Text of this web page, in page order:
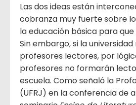
Las dos ideas están
cobranza muy fuerte sobre
la educación básica para
Sin embargo, si la
profesores lectores, por
profesores no formarán
escuela. Como señaló la
(UFRJ) en la conferencia de